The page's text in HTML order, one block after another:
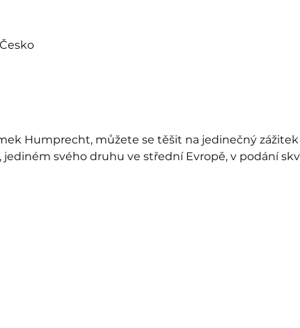
Humprecht, můžete se těšit na jedinečný zážitek
svého druhu ve střední Evropě, v podání